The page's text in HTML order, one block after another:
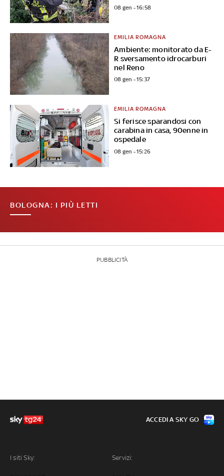
08 gen - 16:58
Ambiente: monitorato da E-
R sversamento idrocarburi
nel Reno
EMILIA ROMAGNA
08 gen - 15:37
Si ferisce sparandosi con
carabina in casa, 90enne in
ospedale
EMILIA ROMAGNA
08 gen - 15:26
BOLOGNA: I PIÙ LETTI
PUBBLICITÀ
I siti Sky: Servizi:
ACCEDI A SKY GO